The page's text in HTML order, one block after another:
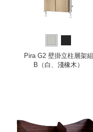
Pira G2 壁掛立柱層架組
B（白、淺橡木）